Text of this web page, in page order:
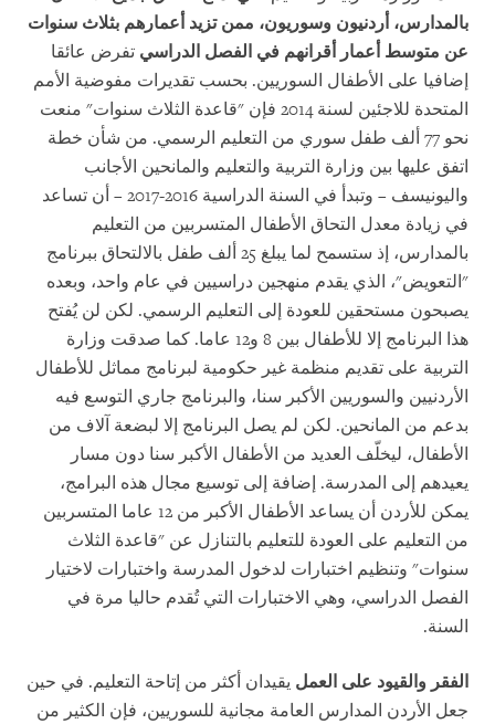
بالمدارس، أردنيون وسوريون، ممن تزيد أعمارهم بثلاث سنوات
عن متوسط أعمار أقرانهم في الفصل الدراسي تفرض عائقا
إضافيا على الأطفال السوريين. بحسب تقديرات مفوضية الأمم
المتحدة للاجئين لسنة 2014 فإن "قاعدة الثلاث سنوات" منعت
نحو 77 ألف طفل سوري من التعليم الرسمي. من شأن خطة
اتفق عليها بين وزارة التربية والتعليم والمانحين الأجانب
واليونيسف – وتبدأ في السنة الدراسية 2016-2017 – أن تساعد
في زيادة معدل التحاق الأطفال المتسربين من التعليم
بالمدارس، إذ ستسمح لما يبلغ 25 ألف طفل بالالتحاق ببرنامج
"التعويض"، الذي يقدم منهجين دراسيين في عام واحد، وبعده
يصبحون مستحقين للعودة إلى التعليم الرسمي. لكن لن يُفتح
هذا البرنامج إلا للأطفال بين 8 و12 عاما. كما صدقت وزارة
التربية على تقديم منظمة غير حكومية لبرنامج مماثل للأطفال
الأردنيين والسوريين الأكبر سنا، والبرنامج جاري التوسع فيه
بدعم من المانحين. لكن لم يصل البرنامج إلا لبضعة آلاف من
الأطفال، ليخلّف العديد من الأطفال الأكبر سنا دون مسار
يعيدهم إلى المدرسة. إضافة إلى توسيع مجال هذه البرامج،
يمكن للأردن أن يساعد الأطفال الأكبر من 12 عاما المتسربين
من التعليم على العودة للتعليم بالتنازل عن "قاعدة الثلاث
سنوات" وتنظيم اختبارات لدخول المدرسة واختبارات لاختيار
الفصل الدراسي، وهي الاختبارات التي تُقدم حاليا مرة في
السنة.
الفقر والقيود على العمل يقيدان أكثر من إتاحة التعليم. في حين
جعل الأردن المدارس العامة مجانية للسوريين، فإن الكثير من